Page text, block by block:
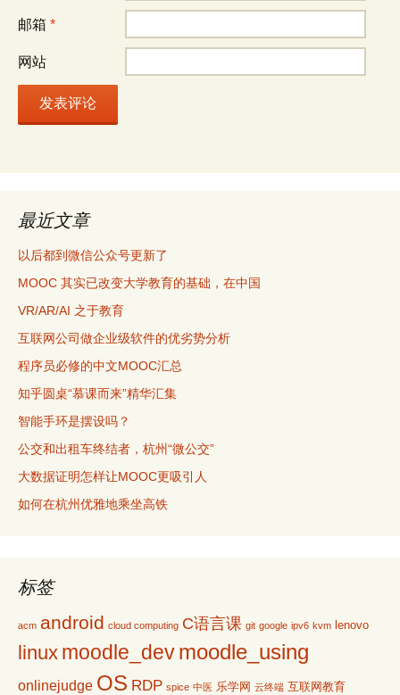
邮箱 *
网站
最近文章
以后都到微信公众号更新了
MOOC 其实已改变大学教育的基础，在中国
VR/AR/AI 之于教育
互联网公司做企业级软件的优劣势分析
程序员必修的中文MOOC汇总
知乎圆桌“慕课而来”精华汇集
智能手环是摆设吗？
公交和出租车终结者，杭州“微公交”
大数据证明怎样让MOOC更吸引人
如何在杭州优雅地乘坐高铁
标签
acm android cloud computing C语言课 git google ipv6 kvm lenovo
linux moodle_devmoodle_using
onlinejudge OS RDP spice 中医 乐学网 云终端 互联网教育